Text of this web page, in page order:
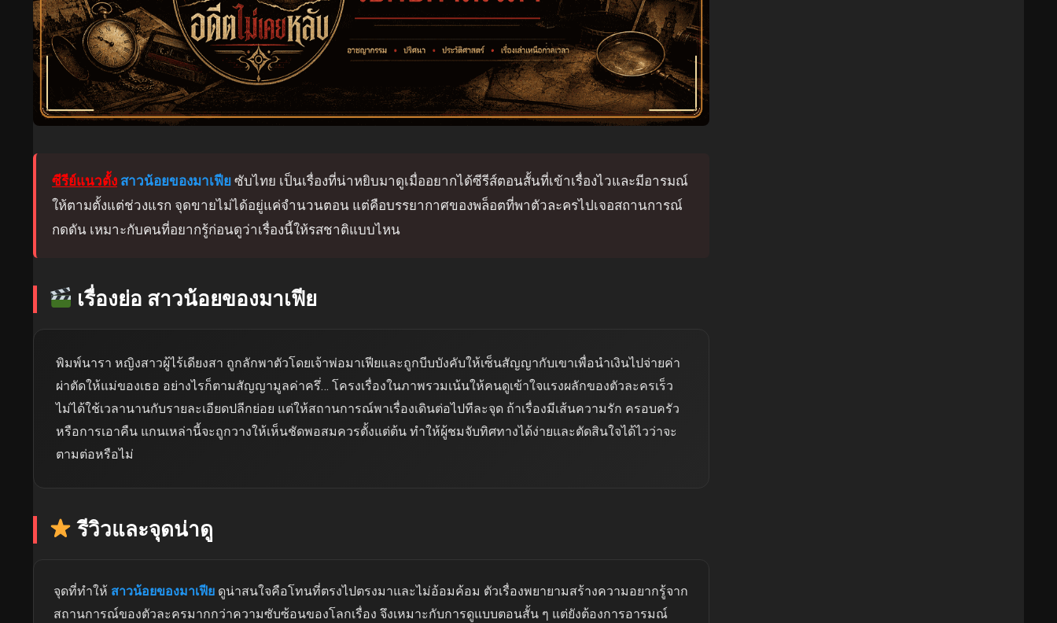
ซีรีย์แนวตั้ง สาวน้อยของมาเฟีย ซับไทย เป็นเรื่องที่น่าหยิบมาดูเมื่ออยากได้ซีรีส์ตอนสั้นที่เข้าเรื่องไวและมีอารมณ์
ให้ตามตั้งแต่ช่วงแรก จุดขายไม่ได้อยู่แค่จำนวนตอน แต่คือบรรยากาศของพล็อตที่พาตัวละครไปเจอสถานการณ์
กดดัน เหมาะกับคนที่อยากรู้ก่อนดูว่าเรื่องนี้ให้รสชาติแบบไหน
เรื่องย่อ สาวน้อยของมาเฟีย
พิมพ์นารา หญิงสาวผู้ไร้เดียงสา ถูกลักพาตัวโดยเจ้าพ่อมาเฟียและถูกบีบบังคับให้เซ็นสัญญากับเขาเพื่อนำเงินไปจ่ายค่า
ผ่าตัดให้แม่ของเธอ อย่างไรก็ตามสัญญามูลค่าครึ่… โครงเรื่องในภาพรวมเน้นให้คนดูเข้าใจแรงผลักของตัวละครเร็ว
ไม่ได้ใช้เวลานานกับรายละเอียดปลีกย่อย แต่ให้สถานการณ์พาเรื่องเดินต่อไปทีละจุด ถ้าเรื่องมีเส้นความรัก ครอบครัว
หรือการเอาคืน แกนเหล่านี้จะถูกวางให้เห็นชัดพอสมควรตั้งแต่ต้น ทำให้ผู้ชมจับทิศทางได้ง่ายและตัดสินใจได้ไวว่าจะ
ตามต่อหรือไม่
รีวิวและจุดน่าดู
จุดที่ทำให้ สาวน้อยของมาเฟีย ดูน่าสนใจคือโทนที่ตรงไปตรงมาและไม่อ้อมค้อม ตัวเรื่องพยายามสร้างความอยากรู้จาก
สถานการณ์ของตัวละครมากกว่าความซับซ้อนของโลกเรื่อง จึงเหมาะกับการดูแบบตอนสั้น ๆ แต่ยังต้องการอารมณ์